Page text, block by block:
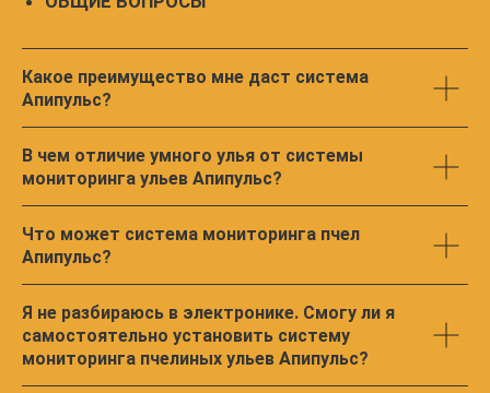
Какое преимущество мне даст система
Апипульс?
В чем отличие умного улья от системы
мониторинга ульев Апипульс?
Что может система мониторинга пчел
Апипульс?
Я не разбираюсь в электронике. Смогу ли я
самостоятельно установить систему
мониторинга пчелиных ульев Апипульс?
РАБОТА С ПРИЛОЖЕНИЕМ